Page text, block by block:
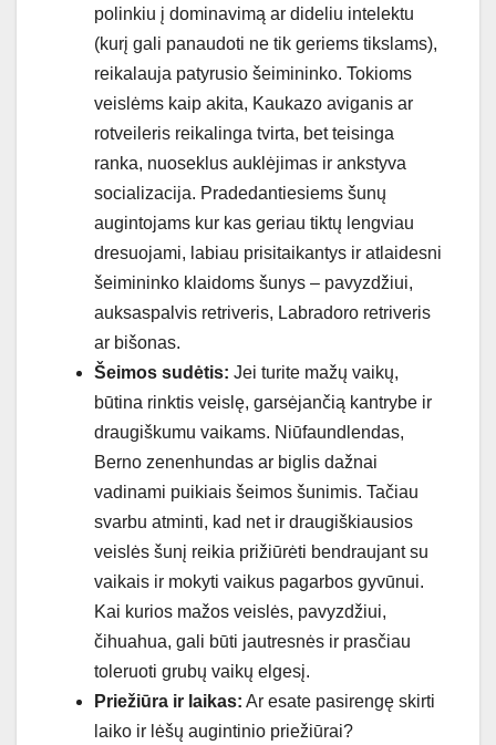
polinkiu į dominavimą ar dideliu intelektu
(kurį gali panaudoti ne tik geriems tikslams),
reikalauja patyrusio šeimininko. Tokioms
veislėms kaip akita, Kaukazo aviganis ar
rotveileris reikalinga tvirta, bet teisinga
ranka, nuoseklus auklėjimas ir ankstyva
socializacija. Pradedantiesiems šunų
augintojams kur kas geriau tiktų lengviau
dresuojami, labiau prisitaikantys ir atlaidesni
šeimininko klaidoms šunys – pavyzdžiui,
auksaspalvis retriveris, Labradoro retriveris
ar bišonas.
Šeimos sudėtis: Jei turite mažų vaikų,
būtina rinktis veislę, garsėjančią kantrybe ir
draugiškumu vaikams. Niūfaundlendas,
Berno zenenhundas ar biglis dažnai
vadinami puikiais šeimos šunimis. Tačiau
svarbu atminti, kad net ir draugiškiausios
veislės šunį reikia prižiūrėti bendraujant su
vaikais ir mokyti vaikus pagarbos gyvūnui.
Kai kurios mažos veislės, pavyzdžiui,
čihuahua, gali būti jautresnės ir prasčiau
toleruoti grubų vaikų elgesį.
Priežiūra ir laikas: Ar esate pasirengę skirti
laiko ir lėšų augintinio priežiūrai?